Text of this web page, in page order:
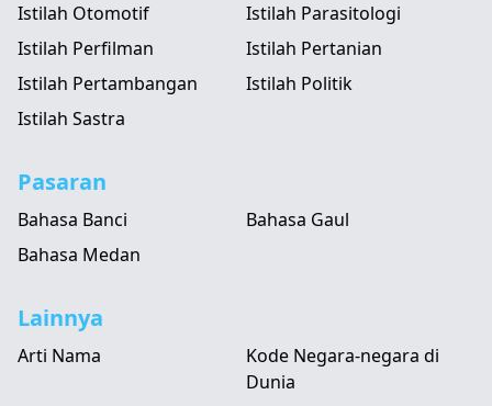
Istilah Otomotif
Istilah Parasitologi
Istilah Perfilman
Istilah Pertanian
Istilah Pertambangan
Istilah Politik
Istilah Sastra
Pasaran
Bahasa Banci
Bahasa Gaul
Bahasa Medan
Lainnya
Arti Nama
Kode Negara-negara di
Dunia